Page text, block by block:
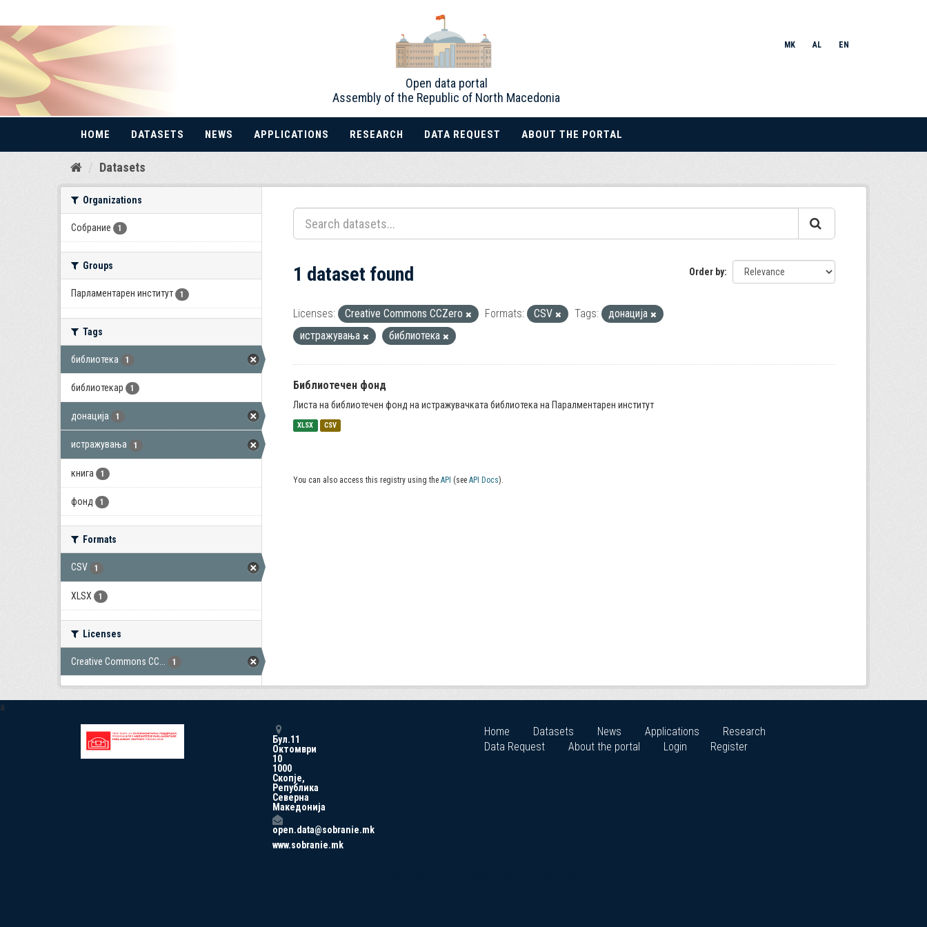
Skip
Open data portal
Assembly of the Republic of North Macedonia
MK AL EN
HOME DATASETS NEWS APPLICATIONS RESEARCH DATA REQUEST ABOUT THE PORTAL
Datasets
Organizations
Собрание 1
Groups
Парламентарен институт 1
Tags
библиотека 1
библиотекар 1
донација 1
истражувања 1
книга 1
фонд 1
Formats
CSV 1
XLSX 1
Licenses
Creative Commons CC... 1
Order by
1 dataset found
Licenses: Creative Commons CCZero Formats: CSV Tags:
донација
истражувања
библиотека
Библиотечен фонд
Листа на библиотечен фонд на истражувачката библиотека на Паралментарен институт
XLSX CSV
You can also access this registry using the API (see API Docs).
a
Бул.11
Октомври
10
1000
Скопје,
Република
Северна
Македонија
open.data@sobranie.mk
www.sobranie.mk
Home Datasets News Applications
Research
Data Request
About the portal Login Register